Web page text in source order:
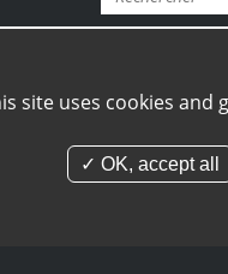
home
plan-
site uses cookies and
OK, accept all